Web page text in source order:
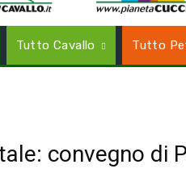
Tutto Cavallo Tutto
convegno di